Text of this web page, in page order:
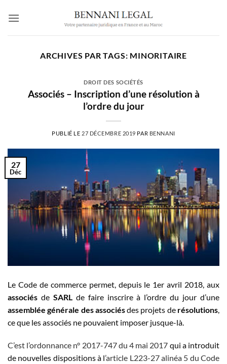
ARCHIVES PAR TAGS: MINORITAIRE
DROIT DES SOCIÉTÉS
Associés – Inscription d’une résolution à
l’ordre du jour
PUBLIÉ LE 27 DÉCEMBRE 2019 PAR BENNANI
27
Déc
Le Code de commerce permet, depuis le 1er avril 2018, aux
associés de SARL de faire inscrire à l’ordre du jour d’une
assemblée générale des associésdes projets de résolutions
ce que les associés ne pouvaient imposer jusque-là.
C’est l’ordonnance n° 2017-747 du 4 mai 2017 qui a introduit
de nouvelles dispositions à l’article L223-27 alinéa 5 du Code